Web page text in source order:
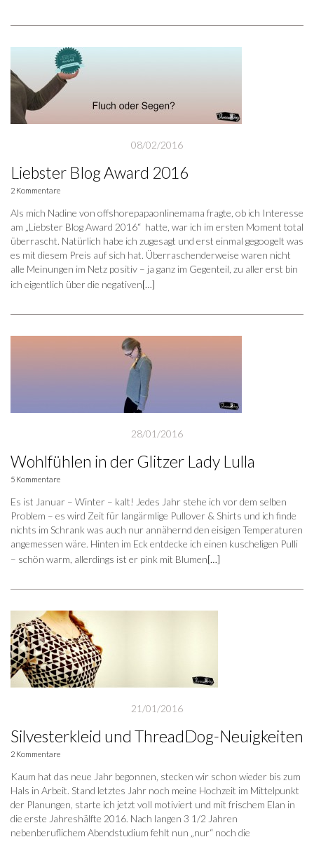
08/02/2016
Liebster Blog Award 2016
2 Kommentare
Als mich Nadine von offshorepapaonlinemama fragte, ob ich Interesse
am „Liebster Blog Award 2016“ hatte, war ich im ersten Moment total
überrascht. Natürlich habe ich zugesagt und erst einmal gegoogelt was
es mit diesem Preis auf sich hat. Überraschenderweise waren nicht
alle Meinungen im Netz positiv – ja ganz im Gegenteil, zu aller erst bin
ich eigentlich über die negativen[…]
28/01/2016
Wohlfühlen in der Glitzer Lady Lulla
5 Kommentare
Es ist Januar – Winter – kalt! Jedes Jahr stehe ich vor dem selben
Problem – es wird Zeit für langärmlige Pullover & Shirts und ich finde
nichts im Schrank was auch nur annähernd den eisigen Temperaturen
angemessen wäre. Hinten im Eck entdecke ich einen kuscheligen Pulli
– schön warm, allerdings ist er pink mit Blumen[…]
21/01/2016
Silvesterkleid und ThreadDog-Neuigkeiten
2 Kommentare
Kaum hat das neue Jahr begonnen, stecken wir schon wieder bis zum
Hals in Arbeit. Stand letztes Jahr noch meine Hochzeit im Mittelpunkt
der Planungen, starte ich jetzt voll motiviert und mit frischem Elan in
die erste Jahreshälfte 2016. Nach langen 3 1/2 Jahren
nebenberuflichem Abendstudium fehlt nun „nur“ noch die